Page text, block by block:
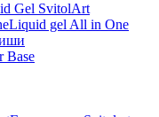
Gel SvitolArt
Liquid gel All in One
Base